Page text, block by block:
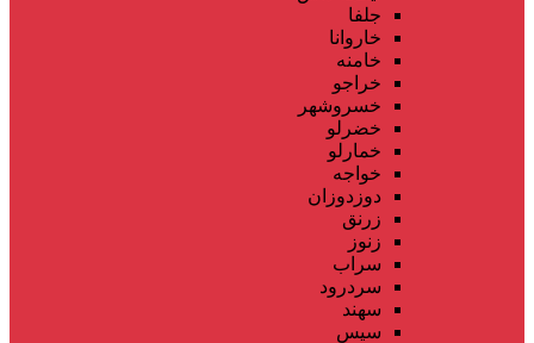
جلفا
خاروانا
خامنه
خراجو
خسروشهر
خضرلو
خمارلو
خواجه
دوزدوزان
زرنق
زنوز
سراب
سردرود
سهند
سیس